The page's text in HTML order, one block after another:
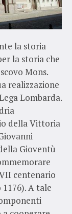
la storia
la storia che
Mons.
realizzazione
Lombarda.
della Vittoria
Gioventù
centenario
A tale